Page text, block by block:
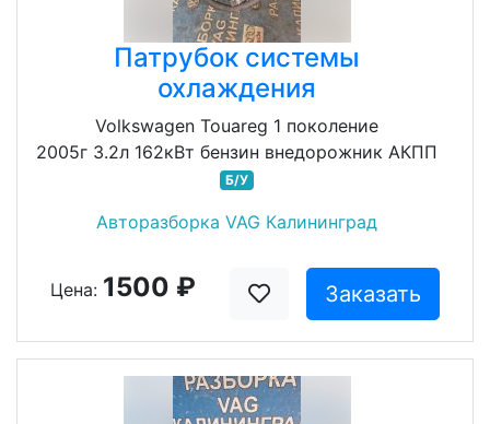
Патрубок системы
охлаждения
Volkswagen Touareg 1 поколение
2005г 3.2л 162кВт бензин внедорожник АКПП
Б/У
Авторазборка VAG Калининград
Цена: 1500 ₽ Заказать